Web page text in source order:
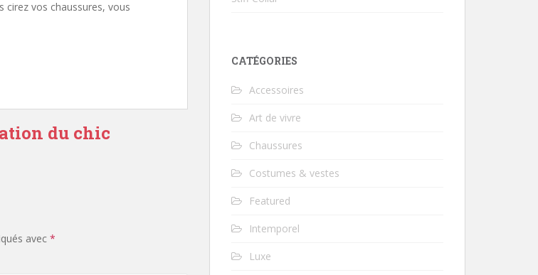
cirez vos chaussures, vous
du chic
avec *
CATÉGORIES
Accessoires
Art de vivre
Chaussures
Costumes & vestes
Featured
Intemporel
Luxe